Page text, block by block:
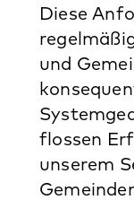
Diese
und
flossen
unserem